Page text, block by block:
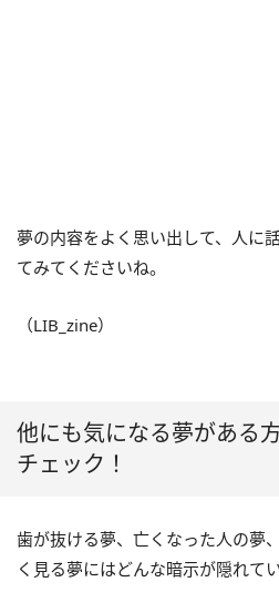
夢の内容をよく思い出して、人に
てみてくださいね。
（LIB_zine）
他にも気になる夢がある
チェック！
歯が抜ける夢、亡くなった人の夢
く見る夢にはどんな暗示が隠れて